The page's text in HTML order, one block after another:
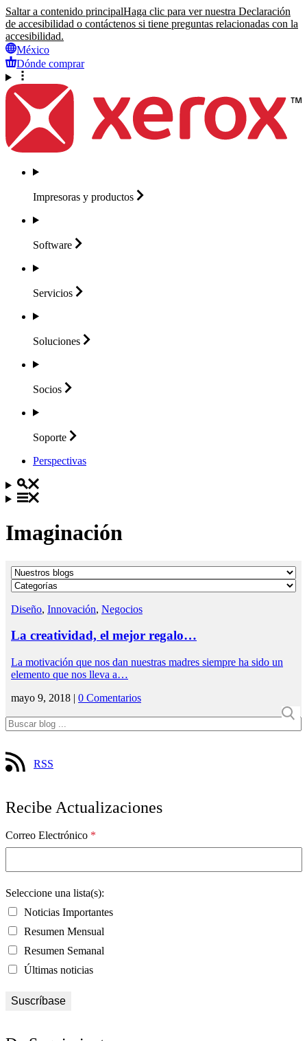
Saltar a contenido principalHaga clic para ver nuestra Declaración
de accesibilidad o contáctenos si tiene preguntas relacionadas con la
accesibilidad.
México
Dónde comprar
Impresoras y productos
Software
Servicios
Soluciones
Socios
Soporte
Perspectivas
Imaginación
Diseño, Innovación, Negocios
La creatividad, el mejor regalo…
La motivación que nos dan nuestras madres siempre ha sido un
elemento que nos lleva a…
mayo 9, 2018 | 0 Comentarios
RSS
Recibe Actualizaciones
Correo Electrónico *
Seleccione una lista(s):
Noticias Importantes
Resumen Mensual
Resumen Semanal
Últimas noticias